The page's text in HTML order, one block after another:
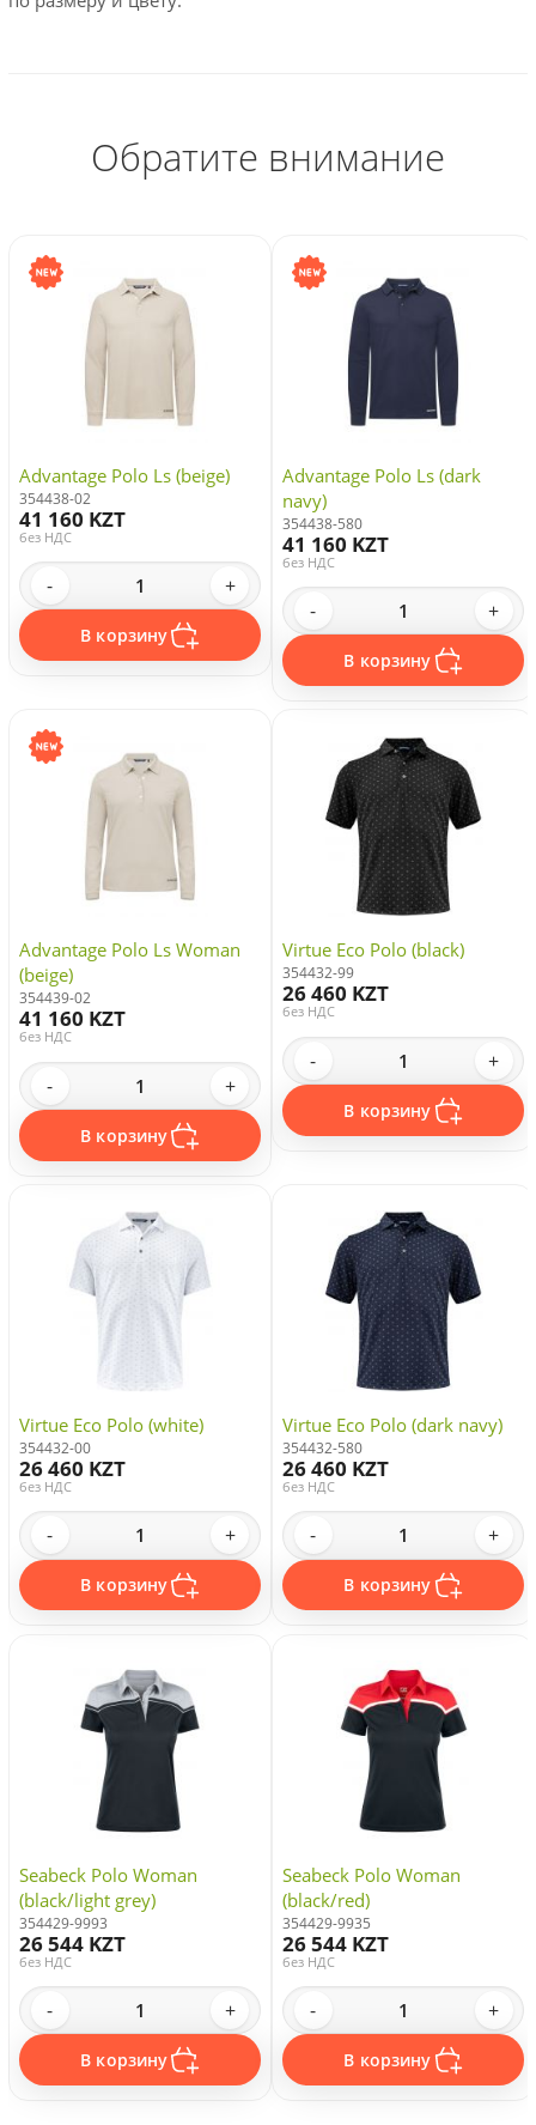
Обратите внимание
Advantage Polo Ls (beige)
354438-02
41 160 KZT
без НДС
- +
В корзину
Advantage Polo Ls (dark
navy)
354438-580
41 160 KZT
без НДС
- +
В корзину
Advantage Polo Ls Woman
(beige)
354439-02
41 160 KZT
без НДС
- +
В корзину
Virtue Eco Polo (black)
354432-99
26 460 KZT
без НДС
- +
В корзину
Virtue Eco Polo (white)
354432-00
26 460 KZT
без НДС
- +
В корзину
Virtue Eco Polo (dark navy)
354432-580
26 460 KZT
без НДС
- +
В корзину
Seabeck Polo Woman
(black/light grey)
354429-9993
26 544 KZT
без НДС
- +
В корзину
Seabeck Polo Woman
(black/red)
354429-9935
26 544 KZT
без НДС
- +
В корзину